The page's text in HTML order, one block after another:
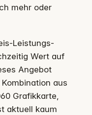
mehr oder
Leistungs-
Wert auf
Angebot
aus
Grafikkarte,
aktuell kaum